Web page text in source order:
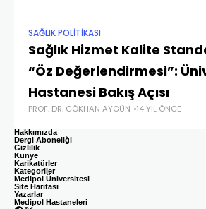
SAĞLIK POLITIKASI
Sağlık Hizmet Kalite
“Öz Değerlendirmesi”:
Hastanesi Bakış Açısı
PROF. DR. GÖKHAN AYGÜN 14 YIL ÖNCE
Hakkımızda
Dergi Aboneliği
Gizlilik
Künye
Karikatürler
Kategoriler
Medipol Üniversitesi
Site Haritası
Yazarlar
Medipol Hastaneleri